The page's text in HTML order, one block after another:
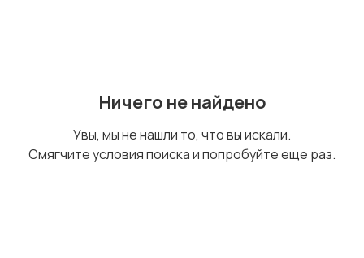
Ничего не найдено
Увы, мы не нашли то, что вы искали.
Смягчите условия поиска и попробуйте еще раз.